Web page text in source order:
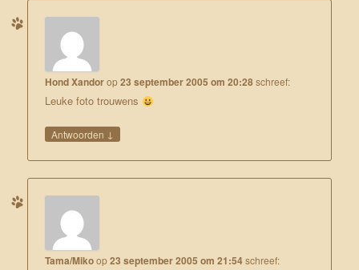
Hond Xandorop23 september 2005 om 20:28schreef:
Leuke foto trouwens
Antwoorden ↓
Tama/Mikoop23 september 2005 om 21:54schreef: